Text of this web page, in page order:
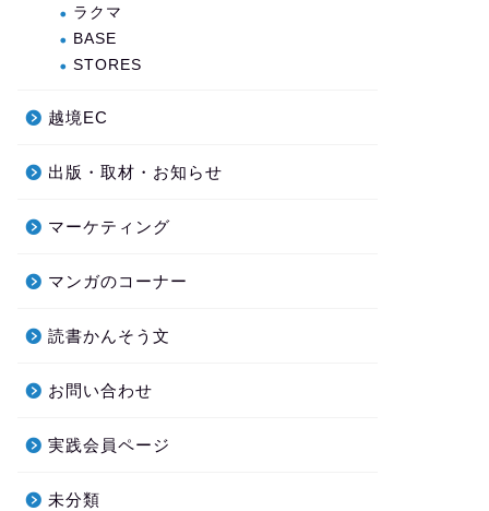
ラクマ
BASE
STORES
越境EC
出版・取材・お知らせ
マーケティング
マンガのコーナー
読書かんそう文
お問い合わせ
実践会員ページ
未分類